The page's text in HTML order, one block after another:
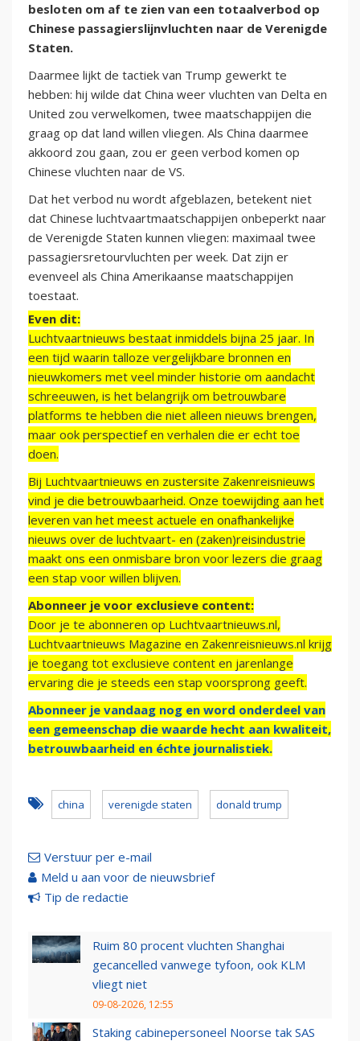
besloten om af te zien van een totaalverbod op
Chinese passagierslijnvluchten naar de Verenigde
Staten.
Daarmee lijkt de tactiek van Trump gewerkt te
hebben: hij wilde dat China weer vluchten van Delta en
United zou verwelkomen, twee maatschappijen die
graag op dat land willen vliegen. Als China daarmee
akkoord zou gaan, zou er geen verbod komen op
Chinese vluchten naar de VS.
Dat het verbod nu wordt afgeblazen, betekent niet
dat Chinese luchtvaartmaatschappijen onbeperkt naar
de Verenigde Staten kunnen vliegen: maximaal twee
passagiersretourvluchten per week. Dat zijn er
evenveel als China Amerikaanse maatschappijen
toestaat.
Even dit:
Luchtvaartnieuws bestaat inmiddels bijna 25 jaar. In
een tijd waarin talloze vergelijkbare bronnen en
nieuwkomers met veel minder historie om aandacht
schreeuwen, is het belangrijk om betrouwbare
platforms te hebben die niet alleen nieuws brengen,
maar ook perspectief en verhalen die er echt toe
doen.
Bij Luchtvaartnieuws en zustersite Zakenreisnieuws
vind je die betrouwbaarheid. Onze toewijding aan het
leveren van het meest actuele en onafhankelijke
nieuws over de luchtvaart- en (zaken)reisindustrie
maakt ons een onmisbare bron voor lezers die graag
een stap voor willen blijven.
Abonneer je voor exclusieve content:
Door je te abonneren op Luchtvaartnieuws.nl,
Luchtvaartnieuws Magazine en Zakenreisnieuws.nl krijg
je toegang tot exclusieve content en jarenlange
ervaring die je steeds een stap voorsprong geeft.
Abonneer je vandaag nog en word onderdeel van
een gemeenschap die waarde hecht aan kwaliteit,
betrouwbaarheid en échte journalistiek.
china verenigde staten donald trump
Verstuur per e-mail
Meld u aan voor de nieuwsbrief
Tip de redactie
Ruim 80 procent vluchten Shanghai
gecancelled vanwege tyfoon, ook KLM
vliegt niet
09-08-2026, 12:55
Staking cabinepersoneel Noorse tak SAS